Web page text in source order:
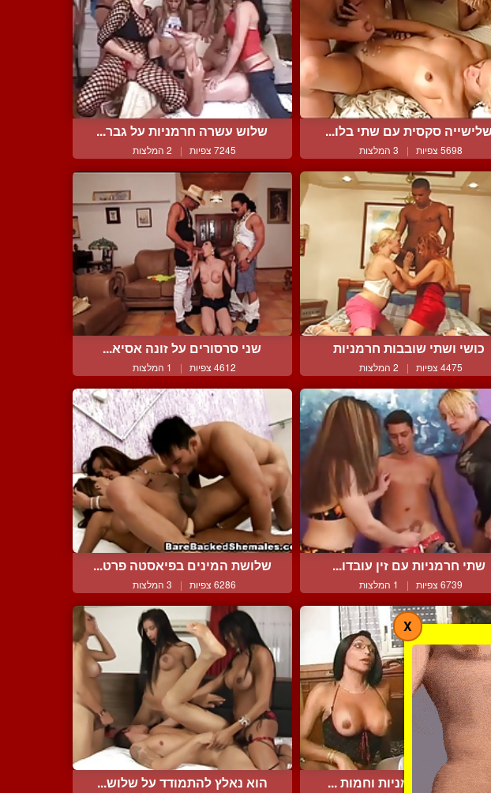
סקסית עם שתי בלו...
5698 צפיות | 3 המלצות
שלוש עשרה חרמניות על גבר...
7245 צפיות | 2 המלצות
כושי ושתי שובבות חרמניות
4475 צפיות | 2 המלצות
שני סרסורים על זונה אסיא...
4612 צפיות | 1 המלצות
שתי חרמניות עם זין עובדו...
6739 צפיות | 1 המלצות
שלושת המינים בפיאסטה פרט...
6286 צפיות | 3 המלצות
שתי פצצות חרמניות וחמות ... הוא נאלץ להתמודד על שלוש...
X